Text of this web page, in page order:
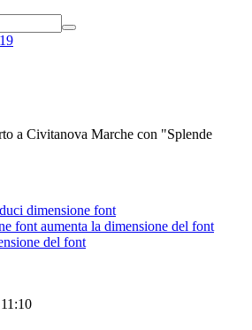
a Civitanova Marche con "Splende
dimensione font
aumenta la dimensione del font